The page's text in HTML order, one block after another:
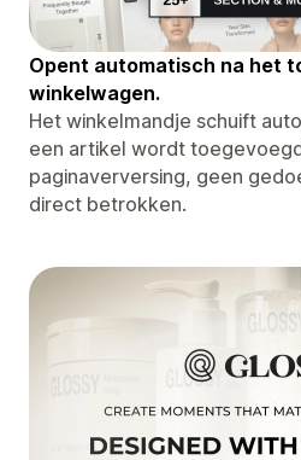
Opent automatisch na het
winkelwagen.
Het winkelmandje schuift
een artikel wordt
paginaverversing, geen
direct betrokken.